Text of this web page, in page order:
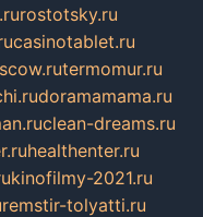
rostotsky.ru
casinotablet.ru
termomur.ru
doramamama.ru
clean-dreams.ru
healthenter.ru
kinofilmy-2021.ru
remstir-tolyatti.ru